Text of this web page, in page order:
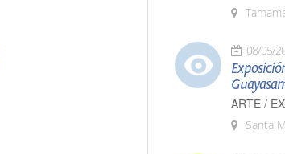
08/05/
ARTE /
Santa